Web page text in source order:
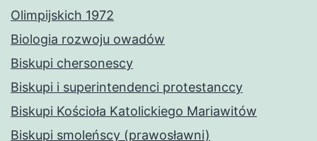
Olimpijskich 1972
Biologia rozwoju owadów
Biskupi chersonescy
Biskupi i superintendenci protestanccy
Biskupi Kościoła Katolickiego Mariawitów
Biskupi smoleńscy (prawosławni)